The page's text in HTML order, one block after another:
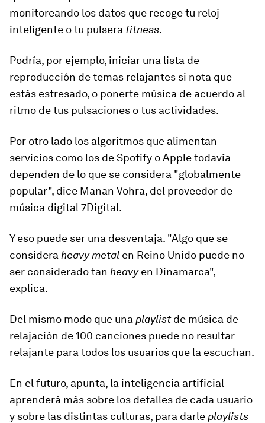
monitoreando los datos que recoge tu reloj
inteligente o tu pulsera fitness.
Podría, por ejemplo, iniciar una lista de
reproducción de temas relajantes si nota que
estás estresado, o ponerte música de acuerdo al
ritmo de tus pulsaciones o tus actividades.
Por otro lado los algoritmos que alimentan
servicios como los de Spotify o Apple todavía
dependen de lo que se considera "globalmente
popular", dice Manan Vohra, del proveedor de
música digital 7Digital.
Y eso puede ser una desventaja. "Algo que se
considera heavy metal en Reino Unido puede no
ser considerado tan heavyen Dinamarca",
explica.
Del mismo modo que una playlistde música de
relajación de 100 canciones puede no resultar
relajante para todos los usuarios que la escuchan.
En el futuro, apunta, la inteligencia artificial
aprenderá más sobre los detalles de cada usuario
y sobre las distintas culturas, para darle playlists